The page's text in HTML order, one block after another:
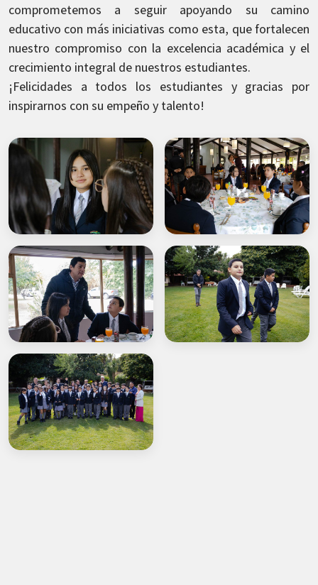
comprometemos a seguir apoyando su camino
educativo con más iniciativas como esta, que fortalecen
nuestro compromiso con la excelencia académica y el
crecimiento integral de nuestros estudiantes.
¡Felicidades a todos los estudiantes y gracias por
inspirarnos con su empeño y talento!